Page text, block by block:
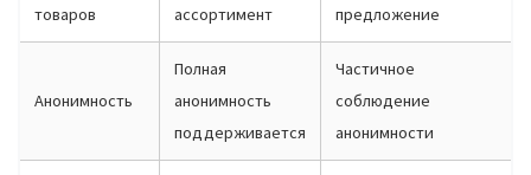
товаров
ассортимент
предложение
Анонимность
Полная
анонимность
поддерживается
Частичное
соблюдение
анонимности